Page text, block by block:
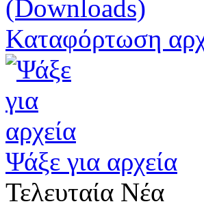
Καταφόρτωση
Ψάξε για αρχεία
Τελευταία Νέα